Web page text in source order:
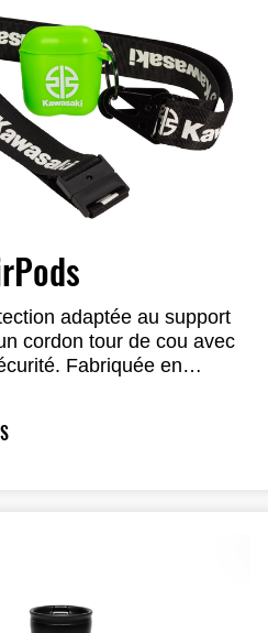
adaptée au support
cordon tour de cou avec
Fabriquée en